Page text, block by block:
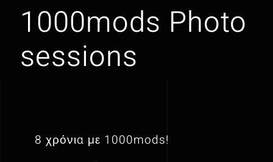
1000mods Photo
sessions
8 χρόνια με 1000mods!